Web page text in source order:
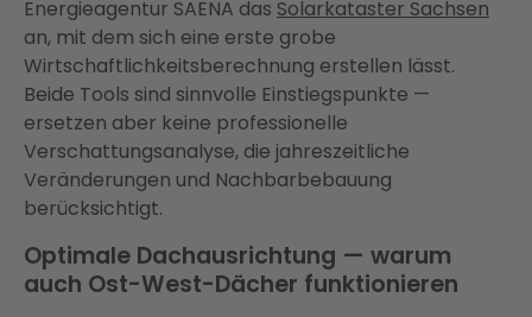
Energieagentur SAENA das Solarkataster Sachsen
an, mit dem sich eine erste grobe
Wirtschaftlichkeitsberechnung erstellen lässt.
Beide Tools sind sinnvolle Einstiegspunkte —
ersetzen aber keine professionelle
Verschattungsanalyse, die jahreszeitliche
Veränderungen und Nachbarbebauung
berücksichtigt.
Optimale Dachausrichtung — warum
auch Ost-West-Dächer funktionieren